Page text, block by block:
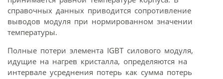
справочных данных приводится сопротивление
выводов модуля при нормированном значении
температуры.
Полные потери элемента IGBT силового модуля,
идущие на нагрев кристалла, определяются на
интервале усреднения потерь как сумма потерь